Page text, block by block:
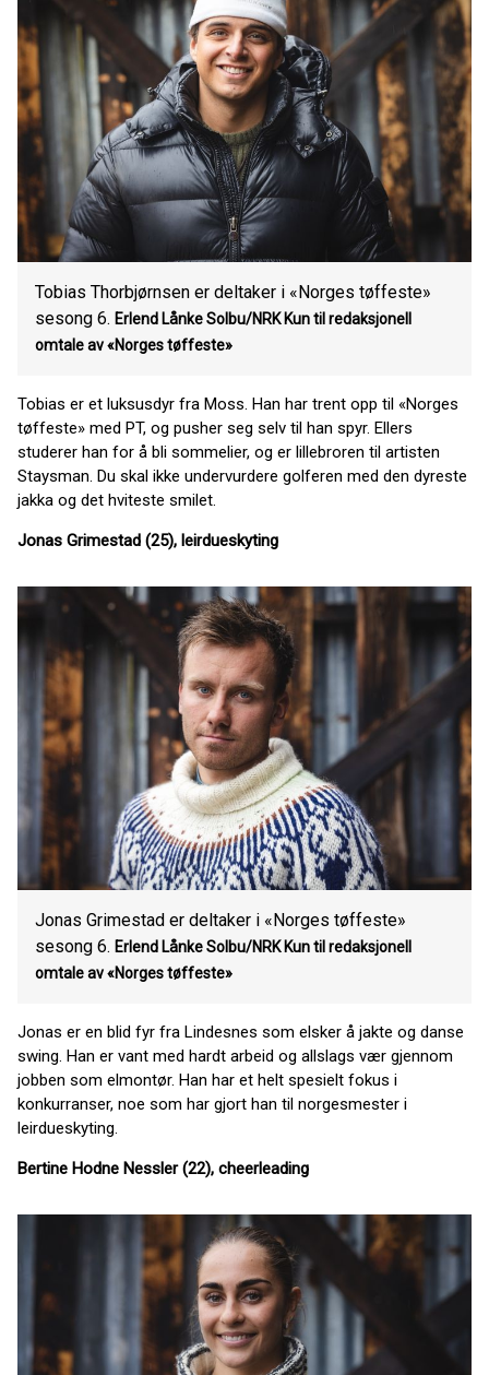
Tobias Thorbjørnsen er deltaker i «Norges tøffeste»
sesong 6. Erlend Lånke Solbu/NRK Kun til redaksjonell
omtale av «Norges tøffeste»
Tobias er et luksusdyr fra Moss. Han har trent opp til «Norges
tøffeste» med PT, og pusher seg selv til han spyr. Ellers
studerer han for å bli sommelier, og er lillebroren til artisten
Staysman. Du skal ikke undervurdere golferen med den dyreste
jakka og det hviteste smilet.
Jonas Grimestad (25), leirdueskyting
Jonas Grimestad er deltaker i «Norges tøffeste»
sesong 6. Erlend Lånke Solbu/NRK Kun til redaksjonell
omtale av «Norges tøffeste»
Jonas er en blid fyr fra Lindesnes som elsker å jakte og danse
swing. Han er vant med hardt arbeid og allslags vær gjennom
jobben som elmontør. Han har et helt spesielt fokus i
konkurranser, noe som har gjort han til norgesmester i
leirdueskyting.
Bertine Hodne Nessler (22), cheerleading